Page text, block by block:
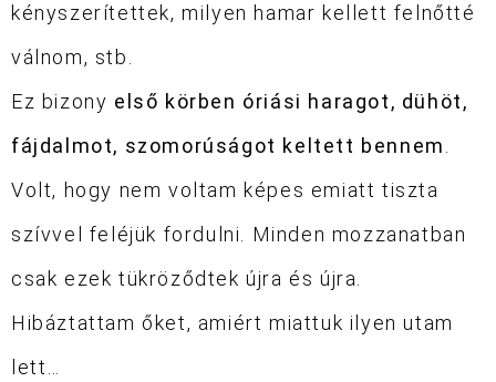
kényszerítettek, milyen hamar kellett felnőtté
válnom, stb.
Ez bizony első körben óriási haragot, dühöt,
fájdalmot, szomorúságot keltett bennem.
Volt, hogy nem voltam képes emiatt tiszta
szívvel feléjük fordulni. Minden mozzanatban
csak ezek tükröződtek újra és újra.
Hibáztattam őket, amiért miattuk ilyen utam
lett…